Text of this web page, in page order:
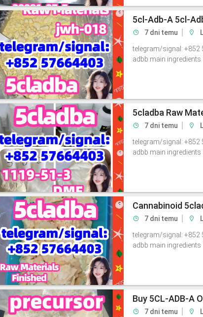
7 dni temu
telegram/signal: +852
adbb main ingredients
7 dni temu
telegram/signal: +852
adbb main ingredients
7 dni temu
telegram/signal: +852
adbb main ingredients
7 dni temu